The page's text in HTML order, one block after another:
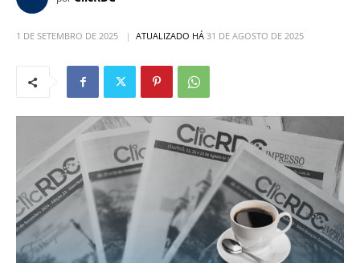
1 DE SETEMBRO DE 2025 ATUALIZADO HÁ 31 DE AGOSTO DE 2025